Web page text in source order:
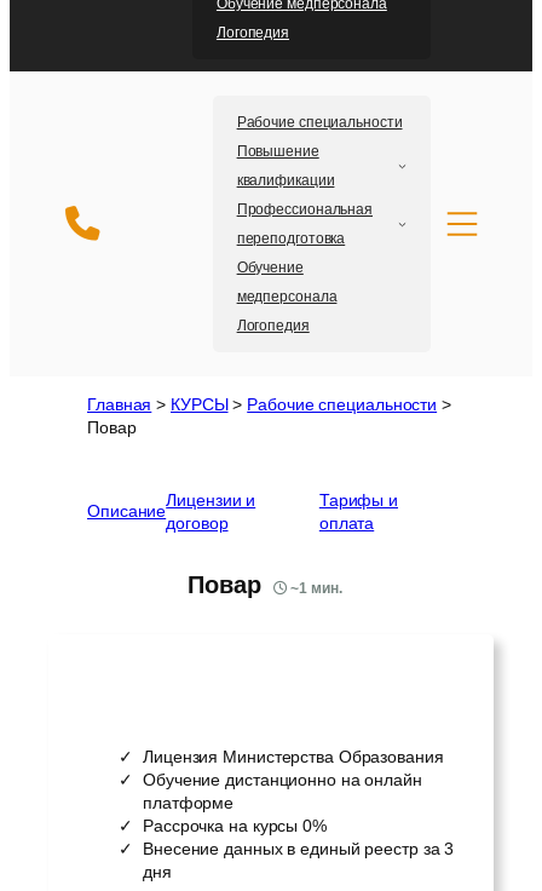
Логопедия
Рабочие специальности
Повышение
квалификации
Профессиональная
переподготовка
Обучение
медперсонала
Логопедия
Главная > КУРСЫ> Рабочие специальности >
Повар
Описание
Лицензии и
договор
Тарифы и
оплата
Повар ~1 мин.
Лицензия Министерства Образования
Обучение дистанционно на онлайн
платформе
Рассрочка на курсы 0%
Внесение данных в единый реестр за 3
дня